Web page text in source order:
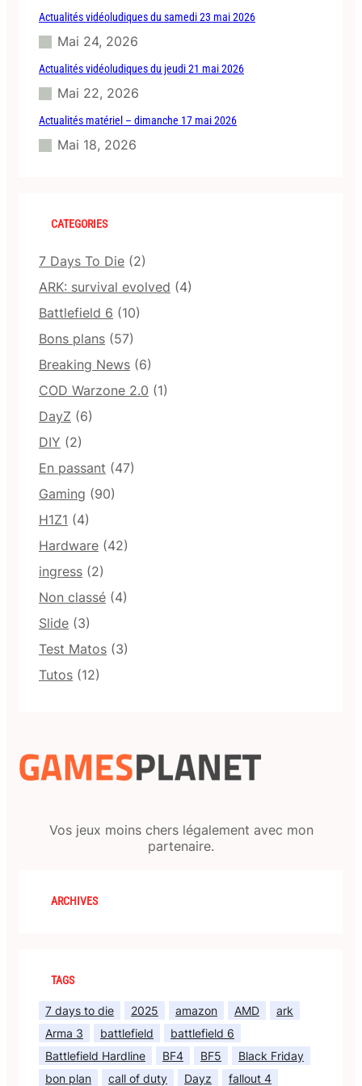
Actualités vidéoludiques du samedi 23 mai 2026
Mai 24, 2026
Actualités vidéoludiques du jeudi 21 mai 2026
Mai 22, 2026
Actualités matériel – dimanche 17 mai 2026
Mai 18, 2026
CATEGORIES
7 Days To Die (2)
ARK: survival evolved (4)
Battlefield 6 (10)
Bons plans (57)
Breaking News (6)
COD Warzone 2.0 (1)
DayZ (6)
DIY (2)
En passant (47)
Gaming (90)
H1Z1 (4)
Hardware (42)
ingress (2)
Non classé (4)
Slide (3)
Test Matos (3)
Tutos (12)
Vos jeux moins chers légalement avec mon
partenaire.
ARCHIVES
TAGS
7 days to die 2025 amazon AMD
ark
Arma 3
battlefield
battlefield 6
Battlefield Hardline
BF4 BF5
Black Friday
bon plan
call of duty Dayz fallout 4